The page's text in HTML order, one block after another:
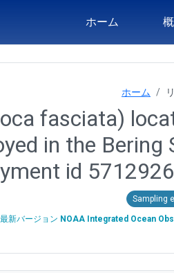
ホーム
ホーム
fasciata)
in the
id
Sampling
最新バージョン NOAA Integrated Ocean